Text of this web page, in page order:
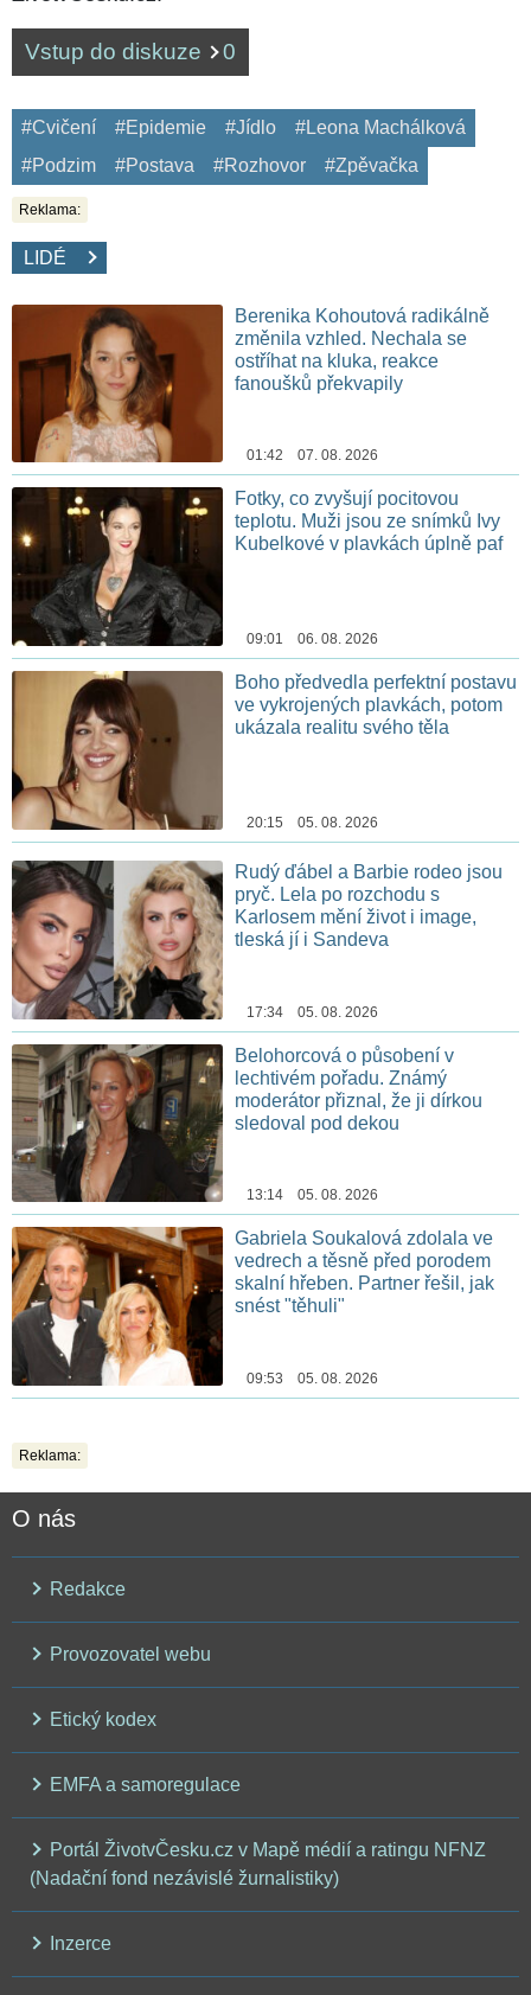
Vstup do diskuze 0
#Cvičení #Epidemie #Jídlo
#Leona Machálková
#Podzim
#Postava #Rozhovor #Zpěvačka
Reklama:
LIDÉ
Berenika Kohoutová radikálně
změnila vzhled. Nechala se
ostříhat na kluka, reakce
fanoušků překvapily
01:42 07. 08. 2026
Fotky, co zvyšují pocitovou
teplotu. Muži jsou ze snímků Ivy
Kubelkové v plavkách úplně paf
09:01 06. 08. 2026
Boho předvedla perfektní postavu
ve vykrojených plavkách, potom
ukázala realitu svého těla
20:15 05. 08. 2026
Rudý ďábel a Barbie rodeo jsou
pryč. Lela po rozchodu s
Karlosem mění život i image,
tleská jí i Sandeva
17:34 05. 08. 2026
Belohorcová o působení v
lechtivém pořadu. Známý
moderátor přiznal, že ji dírkou
sledoval pod dekou
13:14 05. 08. 2026
Gabriela Soukalová zdolala ve
vedrech a těsně před porodem
skalní hřeben. Partner řešil, jak
snést "těhuli"
09:53 05. 08. 2026
Reklama:
O nás
Redakce
Provozovatel webu
Etický kodex
EMFA a samoregulace
Portál ŽivotvČesku.cz v Mapě médií a ratingu NFNZ
(Nadační fond nezávislé žurnalistiky)
Inzerce